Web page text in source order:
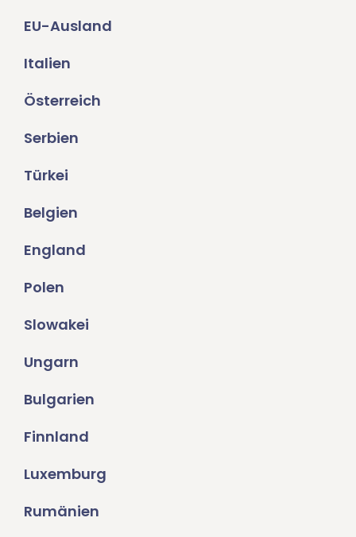
EU-Ausland
Italien
Österreich
Serbien
Türkei
Belgien
England
Polen
Slowakei
Ungarn
Bulgarien
Finnland
Luxemburg
Rumänien